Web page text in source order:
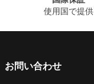
使用国で提供
お問い合わせ